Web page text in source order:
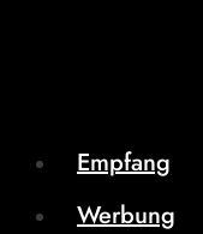
Empfang
Werbung